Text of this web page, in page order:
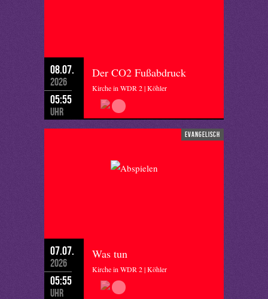
08.07.
2026
05:55
Uhr
Der CO2 Fußabdruck
Kirche in WDR 2 | Köhler
evangelisch
07.07.
2026
05:55
Uhr
Was tun
Kirche in WDR 2 | Köhler